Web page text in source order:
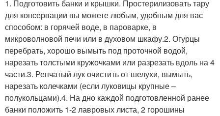
1. Подготовить банки и крышки. Простерилизовать тару
для консервации вы можете любым, удобным для вас
способом: в горячей воде, в пароварке, в
микроволновой печи или в духовом шкафу.2. Огурцы
перебрать, хорошо вымыть под проточной водой,
нарезать толстыми кружочками или разрезать вдоль на 4
части.3. Репчатый лук очистить от шелухи, вымыть,
нарезать колечками (если луковицы крупные –
полукольцами).4. На дно каждой подготовленной ранее
банки положить 1-2 лавровых листа, 2 горошины